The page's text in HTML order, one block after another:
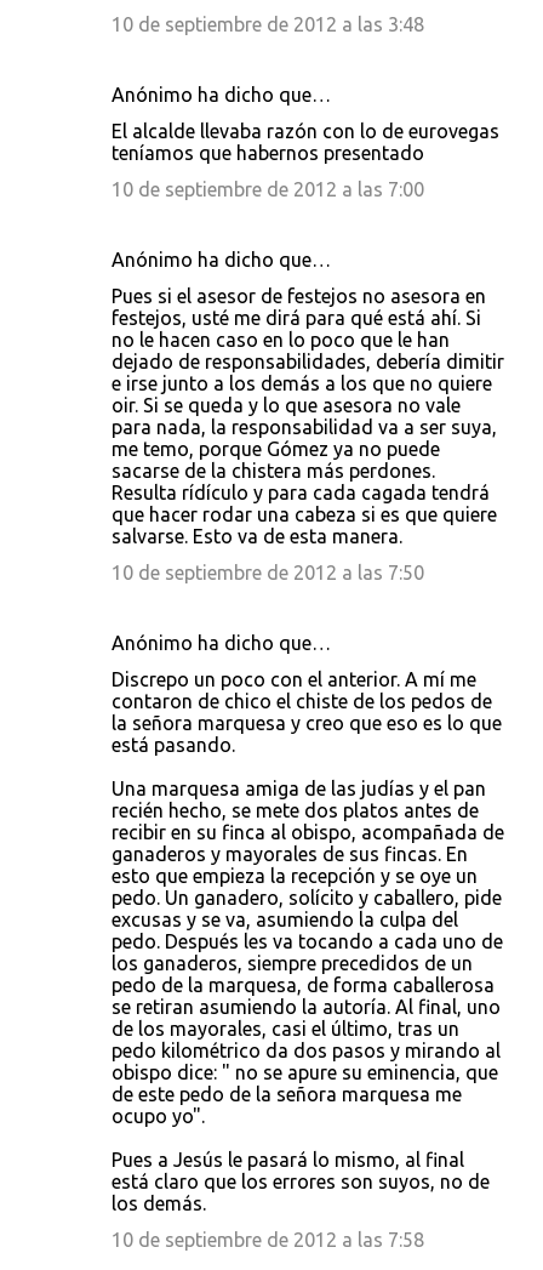
10 de septiembre de 2012 a las 3:48
Anónimo ha dicho que…
El alcalde llevaba razón con lo de eurovegas
teníamos que habernos presentado
10 de septiembre de 2012 a las 7:00
Anónimo ha dicho que…
Pues si el asesor de festejos no asesora en
festejos, usté me dirá para qué está ahí. Si
no le hacen caso en lo poco que le han
dejado de responsabilidades, debería dimitir
e irse junto a los demás a los que no quiere
oir. Si se queda y lo que asesora no vale
para nada, la responsabilidad va a ser suya,
me temo, porque Gómez ya no puede
sacarse de la chistera más perdones.
Resulta rídículo y para cada cagada tendrá
que hacer rodar una cabeza si es que quiere
salvarse. Esto va de esta manera.
10 de septiembre de 2012 a las 7:50
Anónimo ha dicho que…
Discrepo un poco con el anterior. A mí me
contaron de chico el chiste de los pedos de
la señora marquesa y creo que eso es lo que
está pasando.
Una marquesa amiga de las judías y el pan
recién hecho, se mete dos platos antes de
recibir en su finca al obispo, acompañada de
ganaderos y mayorales de sus fincas. En
esto que empieza la recepción y se oye un
pedo. Un ganadero, solícito y caballero, pide
excusas y se va, asumiendo la culpa del
pedo. Después les va tocando a cada uno de
los ganaderos, siempre precedidos de un
pedo de la marquesa, de forma caballerosa
se retiran asumiendo la autoría. Al final, uno
de los mayorales, casi el último, tras un
pedo kilométrico da dos pasos y mirando al
obispo dice: " no se apure su eminencia, que
de este pedo de la señora marquesa me
ocupo yo".
Pues a Jesús le pasará lo mismo, al final
está claro que los errores son suyos, no de
los demás.
10 de septiembre de 2012 a las 7:58